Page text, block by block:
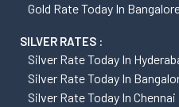
Gold Rate Today In
SILVER RATES :
Silver Rate Today In
Silver Rate Today In
Silver Rate Today In Chennai